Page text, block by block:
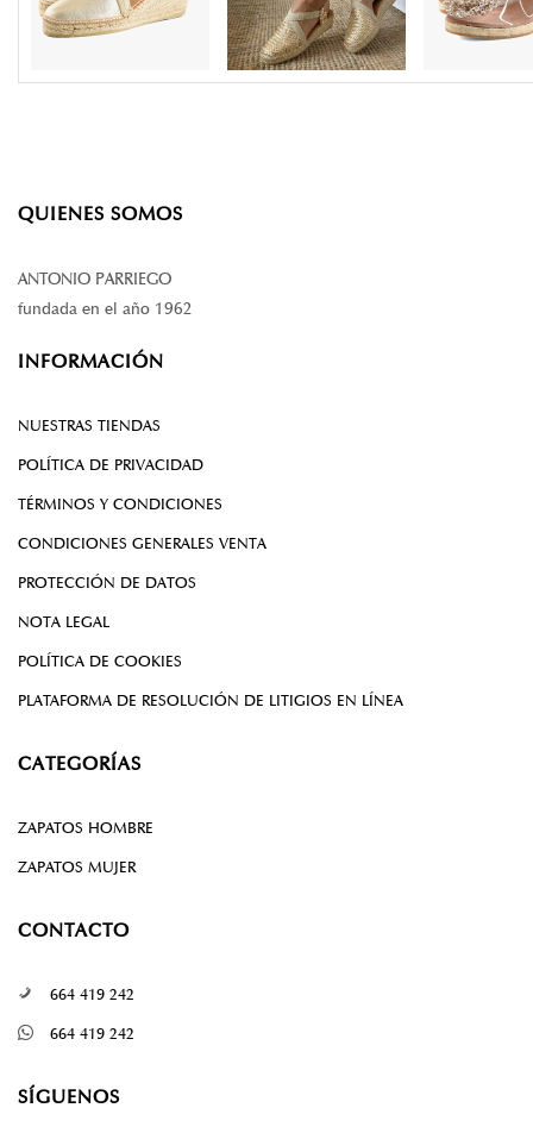
QUIENES SOMOS
ANTONIO PARRIEGO
fundada en el año 1962
INFORMACIÓN
NUESTRAS TIENDAS
POLÍTICA DE PRIVACIDAD
TÉRMINOS Y CONDICIONES
CONDICIONES GENERALES VENTA
PROTECCIÓN DE DATOS
NOTA LEGAL
POLÍTICA DE COOKIES
PLATAFORMA DE RESOLUCIÓN DE LITIGIOS EN LÍNEA
CATEGORÍAS
ZAPATOS HOMBRE
ZAPATOS MUJER
CONTACTO
664 419 242
664 419 242
SÍGUENOS